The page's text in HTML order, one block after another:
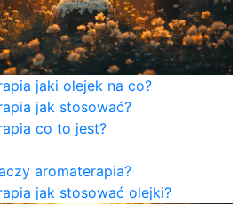
jaki olejek na co?
jak stosować?
co to jest?
aromaterapia?
jak stosować olejki?